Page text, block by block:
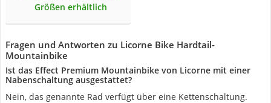
Größen erhältlich
Fragen und Antworten zu Licorne Bike Hardtail-
Mountainbike
Ist das Effect Premium Mountainbike von Licorne mit einer
Nabenschaltung ausgestattet?
Nein, das genannte Rad verfügt über eine Kettenschaltung.